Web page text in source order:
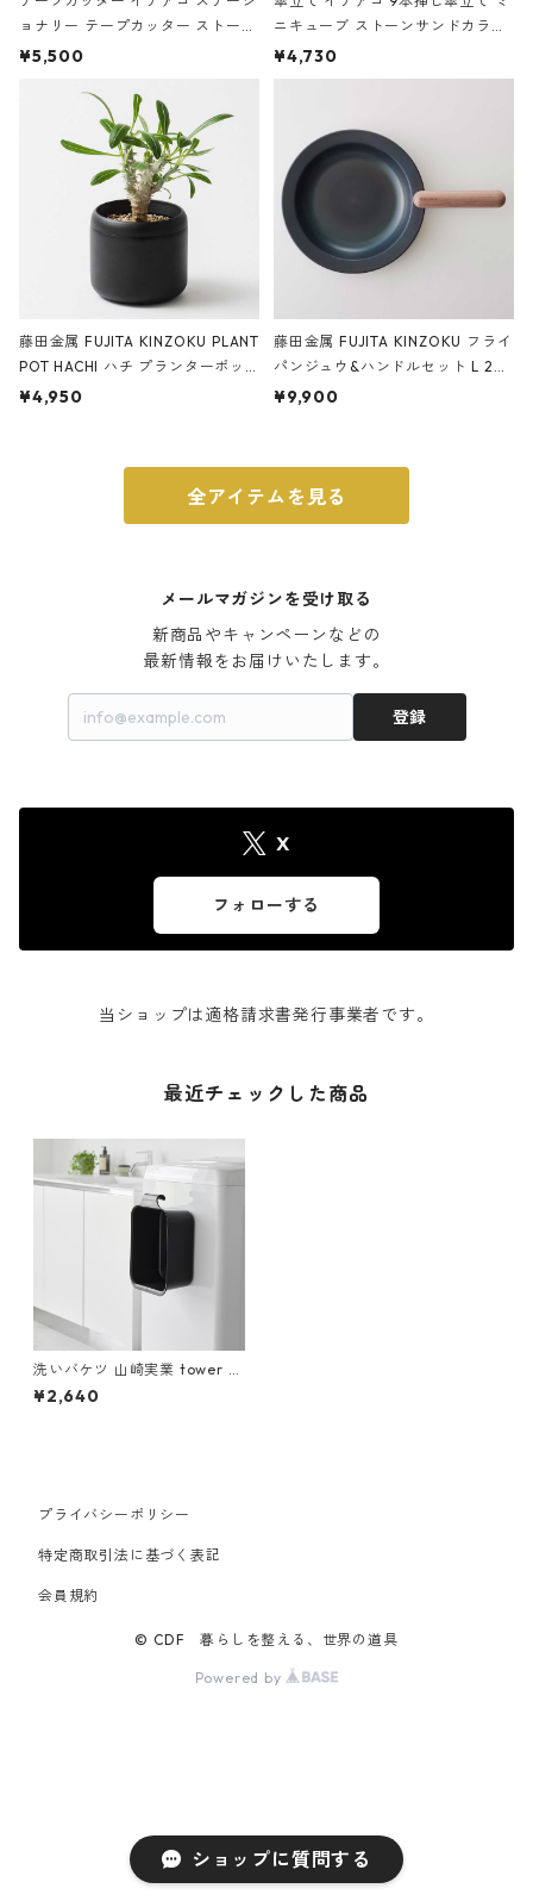
ショップに質問する
ョナリー テープカッター ストーン
サンドカラー 石調 ideaco Station
¥5,500
ニキューブ ストーンサンドカラー
石調 ideaco Umbrella Stand CUB
E ストーンサンドブラック
¥4,730
藤田金属 FUJITA KINZOKU PLANT
POT HACHI ハチ プランターポッ
ト 3号 ブラック
¥4,950
藤田金属 FUJITA KINZOKU フライ
パンジュウ&ハンドルセット L 24c
m ガス火・IH対応 鉄フライパン
¥9,900
全アイテムを見る
メールマガジンを受け取る
新商品やキャンペーンなどの
最新情報をお届けいたします。
登録
X
フォローする
当ショップは適格請求書発行事業者です。
最近チェックした商品
洗いバケツ 山崎実業 tower タ
ワー マグネット＆引っ掛けバ
ケツ 7.5L ブラック
¥2,640
プライバシーポリシー
特定商取引法に基づく表記
会員規約
© CDF 暮らしを整える、世界の道具
Powered by